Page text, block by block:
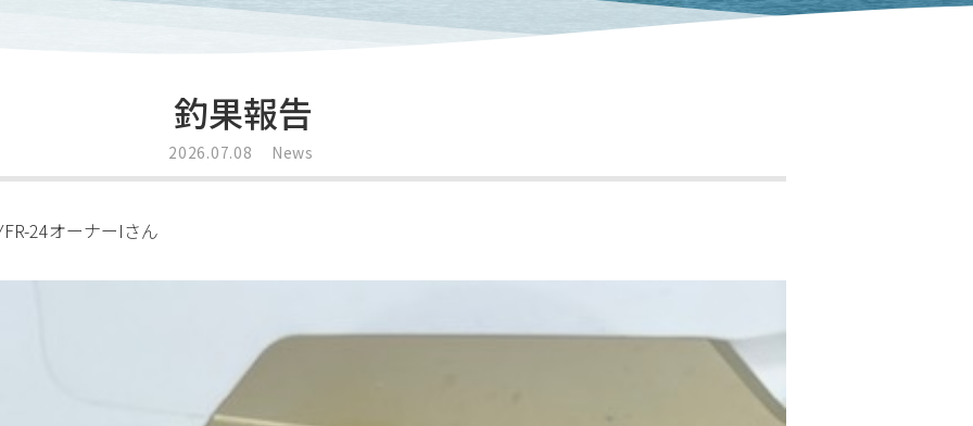
釣果報告
2026.07.08 News
24オーナーIさん